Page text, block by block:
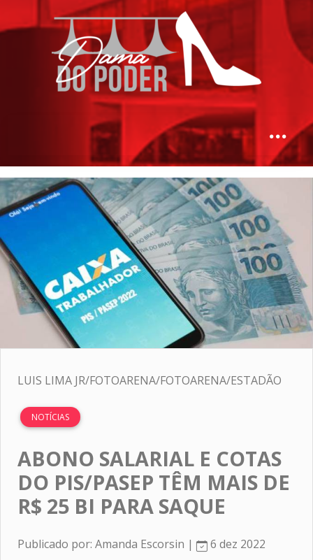
LUIS LIMA JR/FOTOARENA/FOTOARENA/ESTADÃO
NOTÍCIAS
ABONO SALARIAL E COTAS
DO PIS/PASEP TÊM MAIS DE
R$ 25 BI PARA SAQUE
Publicado por: Amanda Escorsin | 6 dez 2022